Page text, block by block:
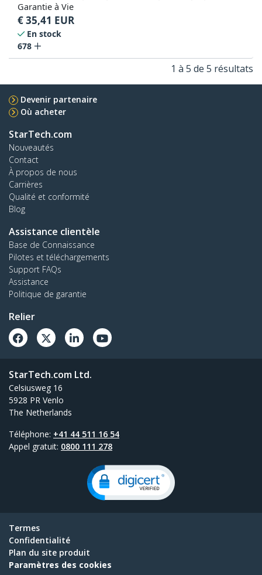
Garantie à Vie
€35,41 EUR
En stock
678
1 à 5 de 5 résultats
Devenir partenaire
Où acheter
StarTech.com
Nouveautés
Contact
À propos de nous
Carrières
Qualité et conformité
Blog
Assistance clientèle
Base de Connaissance
Pilotes et téléchargements
Support FAQs
Assistance
Politique de garantie
Relier
StarTech.com Ltd.
Celsiusweg 16
5928 PR Venlo
The Netherlands
Téléphone: +41 44 511 16 54
Appel gratuit: 0800 111 278
Termes
Confidentialité
Plan du site produit
Paramètres des cookies